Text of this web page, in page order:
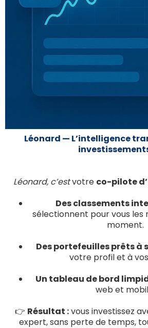
Léonard — L’intelligence
Léonard, c’estvotre co-pilote
Des classements
sélectionnent pour vous les
moment.
Des portefeuilles prêts à
votre profil et à
Un tableau de bord
web et
👉 Résultat :vous investissez
expert, sans perte de temps,